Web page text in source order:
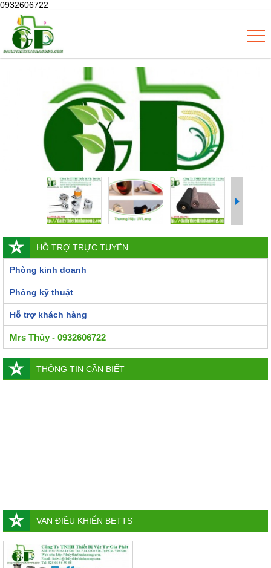
0932606722
HỖ TRỢ TRỰC TUYẾN
Phòng kinh doanh
Phòng kỹ thuật
Hỗ trợ khách hàng
Mrs Thủy - 0932606722
THÔNG TIN CẦN BIẾT
VAN ĐIỀU KHIỂN BETTS